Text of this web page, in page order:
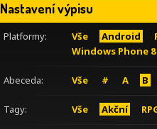
Nastavení výpisu
Platformy: Vše Android
Windows Phone 8
Abeceda: Vše # A B
Tagy: Vše Akční